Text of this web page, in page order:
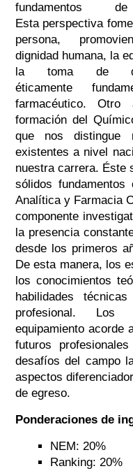
fundamentos
Esta perspectiva
persona,
dignidad humana, la
la toma de
éticamente
farmacéutico. Otro
formación del
que nos distingue
existentes a nivel
nuestra carrera. Éste
sólidos
Analítica y Farmacia
componente
la presencia
desde los primeros
De esta manera, los
los conocimientos
habilidades
profesional. Los
equipamiento acorde
futuros
desafíos del campo
aspectos
de egreso.
Ponderaciones de
NEM: 20%
Ranking: 20%